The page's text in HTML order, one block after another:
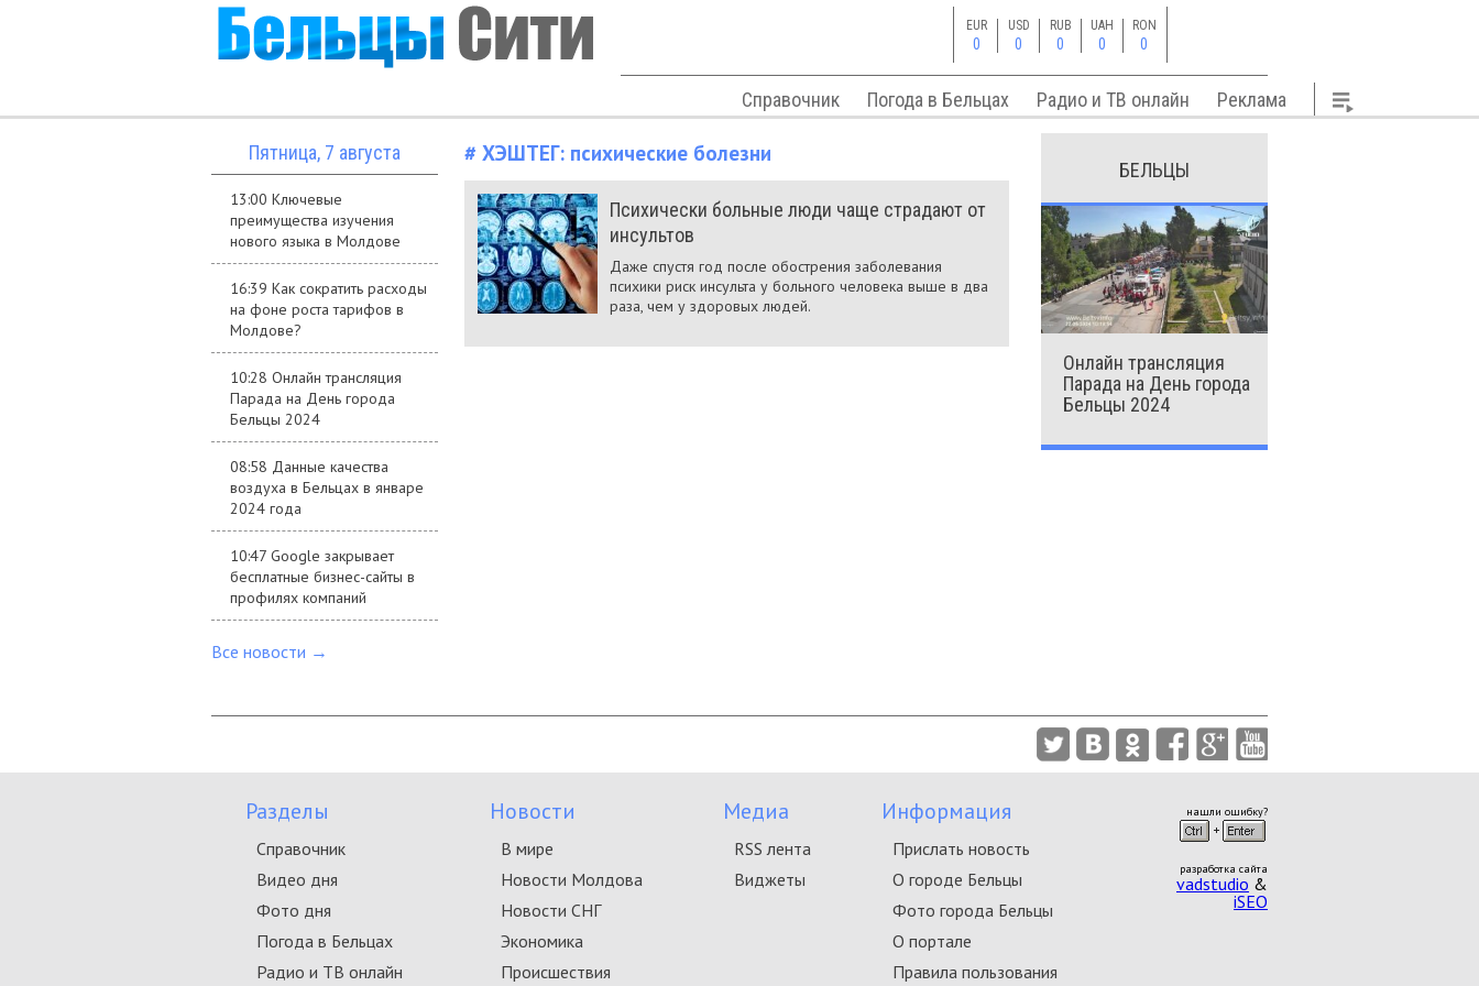
EUR
0
USD
0
RUB
0
UAH
0
RON
0
Справочник Погода в Бельцах Радио и ТВ онлайн Реклама
Пятница, 7 августа
13:00 Ключевые
преимущества изучения
нового языка в Молдове
16:39 Как сократить расходы
на фоне роста тарифов в
Молдове?
10:28 Онлайн трансляция
Парада на День города
Бельцы 2024
08:58 Данные качества
воздуха в Бельцах в январе
2024 года
10:47 Google закрывает
бесплатные бизнес-сайты в
профилях компаний
Все новости →
# ХЭШТЕГ: психические болезни
Психически больные люди чаще страдают от
инсультов
Даже спустя год после обострения заболевания
психики риск инсульта у больного человека выше в два
раза, чем у здоровых людей.
БЕЛЬЦЫ
Онлайн трансляция
Парада на День города
Бельцы 2024
Разделы
Справочник
Видео дня
Фото дня
Погода в Бельцах
Радио и ТВ онлайн
Новости
В мире
Новости Молдова
Новости СНГ
Экономика
Происшествия
Медиа
RSS лента
Виджеты
Информация
Прислать новость
О городе Бельцы
Фото города Бельцы
О портале
Правила пользования
нашли ошибку?
разработка сайта
vadstudio &
iSEO